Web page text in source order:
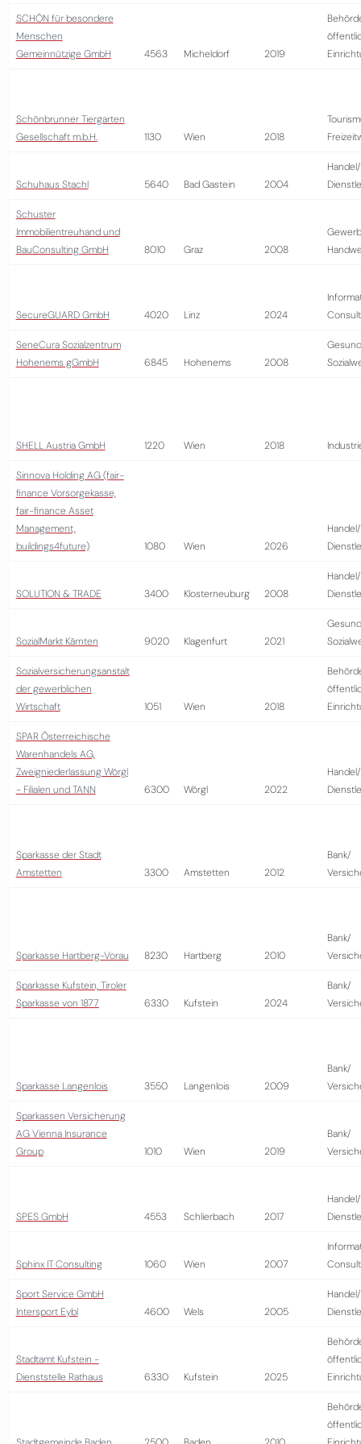
SCHÖN für besondere
Menschen
Gemeinnützige GmbH
4563 Micheldorf 2019
Schönbrunner Tiergarten
Gesellschaft m.b.H.
1130 Wien 2018
Schuhaus Stachl 5640 Bad Gastein 2004
Handel/
Schuster
Immobilientreuhand und
BauConsulting GmbH
8010 Graz 2008
SecureGUARD GmbH 4020 Linz 2024
SeneCura Sozialzentrum
Hohenems gGmbH
6845 Hohenems 2008
SHELL Austria GmbH 1220 Wien 2018
Sinnova Holding AG (fair-
finance Vorsorgekasse,
fair-finance Asset
Management,
buildings4future)
1080 Wien 2026
Handel/
SOLUTION & TRADE 3400 Klosterneuburg 2008
Handel/
SozialMarkt Kärnten 9020 Klagenfurt 2021
Sozialversicherungsanstalt
der gewerblichen
Wirtschaft
1051 Wien 2018
SPAR Österreichische
Warenhandels AG,
Zweigniederlassung Wörgl
- Filialen und TANN
6300 Wörgl 2022
Handel/
Sparkasse der Stadt
Amstetten
3300 Amstetten 2012
Bank/
Sparkasse Hartberg-Vorau 8230 Hartberg 2010
Bank/
Sparkasse Kufstein, Tiroler
Sparkasse von 1877
6330 Kufstein 2024
Bank/
Sparkasse Langenlois 3550 Langenlois 2009
Bank/
Sparkassen Versicherung
AG Vienna Insurance
Group
1010 Wien 2019
Bank/
SPES GmbH 4553 Schlierbach 2017
Handel/
Sphinx IT Consulting 1060 Wien 2007
Sport Service GmbH
Intersport Eybl
4600 Wels 2005
Handel/
Stadtamt Kufstein -
Dienststelle Rathaus
6330 Kufstein 2025